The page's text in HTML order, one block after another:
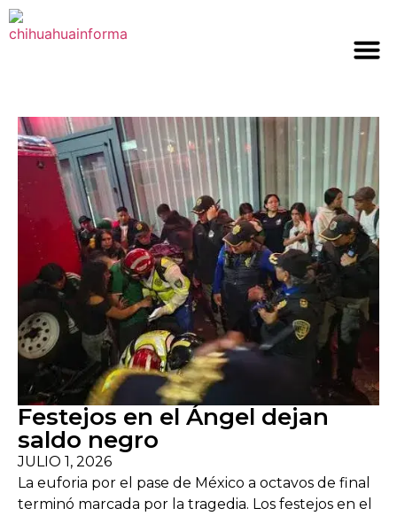
Festejos en el Ángel dejan
saldo negro
JULIO 1, 2026
La euforia por el pase de México a octavos de final
terminó marcada por la tragedia. Los festejos en el